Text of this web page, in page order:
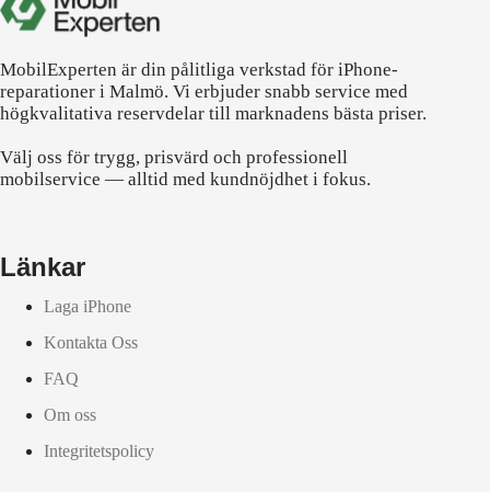
MobilExperten är din pålitliga verkstad för iPhone-
reparationer i Malmö. Vi erbjuder snabb service med
högkvalitativa reservdelar till marknadens bästa priser.
Välj oss för trygg, prisvärd och professionell
mobilservice — alltid med kundnöjdhet i fokus.
Länkar
Laga iPhone
Kontakta Oss
FAQ
Om oss
Integritetspolicy